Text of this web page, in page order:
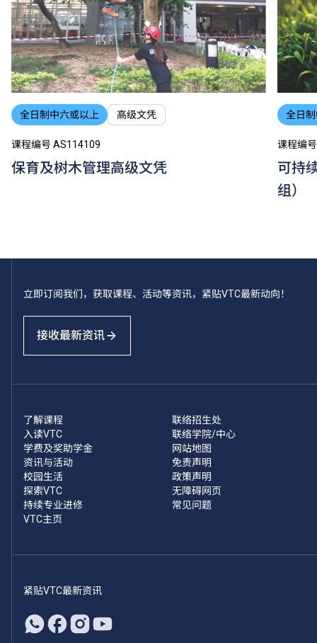
全日制中六或以上 高级文凭
课程编号 AS114109
保育及树木管理高级文凭
全日
课程编
可持
组）
立即订阅我们，获取课程、活动等资讯，紧贴VTC最新动向！
接收最新资讯
了解课程
入读VTC
学费及奖助学金
资讯与活动
校园生活
探索VTC
持续专业进修
VTC主页
联络招生处
联络学院/中心
网站地图
免责声明
政策声明
无障碍网页
常见问题
紧贴VTC最新资讯